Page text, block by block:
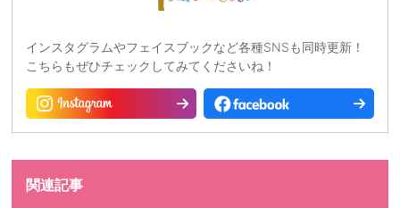
インスタグラムやフェイスブックなど各種SNSも同時更新！
こちらもぜひチェックしてみてくださいね！
関連記事